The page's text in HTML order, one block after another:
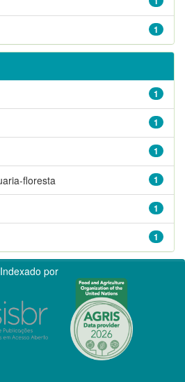
1
1
1
1
1
floresta
1
1
Indexado por